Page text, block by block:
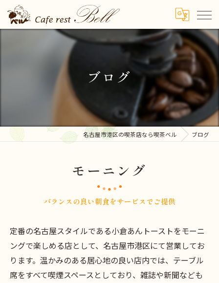
ブログ
名古屋市港区の喫茶店なら喫茶ベル ブログ
モーニング
バランスの良い朝食をサービスでご提供
定番の名古屋スタイルである小倉あんトーストをモーニ
ングで楽しめる店として、名古屋市港区にて営業してお
ります。温かみのある居心地の良い店内では、テーブル
席をすべて喫煙スペースとしており、雑誌や新聞なども